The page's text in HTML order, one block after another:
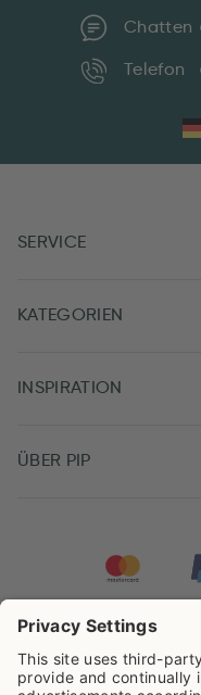
Chatten
Telefon
SERVICE
KATEGORIEN
INSPIRATION
ÜBER PIP